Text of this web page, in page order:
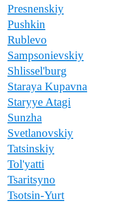
Presnenskiy
Pushkin
Rublevo
Sampsonievskiy
Shlissel'burg
Staraya Kupavna
Staryye Atagi
Sunzha
Svetlanovskiy
Tatsinskiy
Tol'yatti
Tsaritsyno
Tsotsin-Yurt